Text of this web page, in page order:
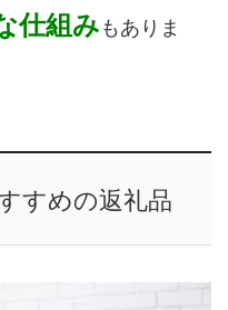
仕組み もありま
すめの返礼品